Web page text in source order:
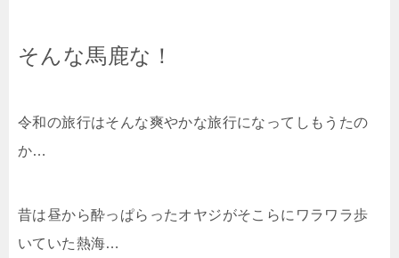
そんな馬鹿な！
令和の旅行はそんな爽やかな旅行になってしもうたの
か…
昔は昼から酔っぱらったオヤジがそこらにワラワラ歩
いていた熱海…